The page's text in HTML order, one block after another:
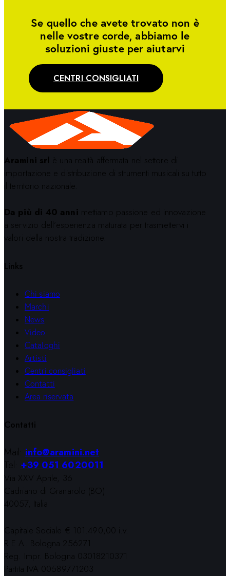
Se quello che avete trovato non è
nelle vostre corde, abbiamo le
soluzioni giuste per aiutarvi
CENTRI CONSIGLIATI
Aramini srl è una realtà affermata nel settore di
importazione e distribuzione di strumenti musicali su tutto
il territorio nazionale.
Da più di 40 anni mettiamo passione ed innovazione
a servizio dell’esperienza maturata per trasmettervi i
valori della nostra tradizione.
Links
Chi siamo
Marchi
News
Video
Cataloghi
Artisti
Centri consigliati
Contatti
Area riservata
Contatti
Mail:info@aramini.net
Tel:+39 051 6020011
Via XXV Aprile, 36
Cadriano di Granarolo (BO)
40057, Italia
Capitale Sociale € 101.490,00 i.v.
R.E.A. Bologna 256271
Reg. Impr. Bologna 03018210371
Partita IVA 00589771203